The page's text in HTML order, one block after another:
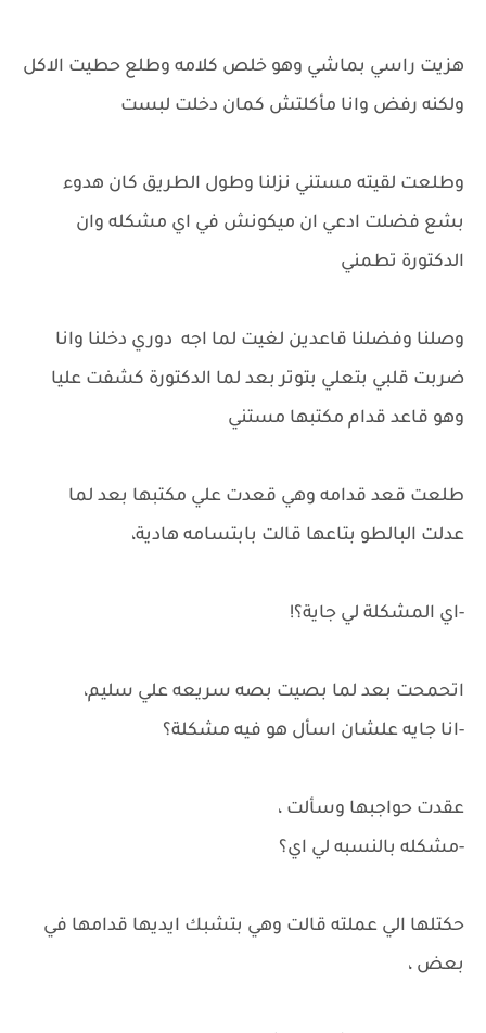
هزيت راسي بماشي وهو خلص كلامه وطلع حطيت الاكل
ولكنه رفض وانا مأكلتش كمان دخلت لبست
وطلعت لقيته مستني نزلنا وطول الطريق كان هدوء
بشع فضلت ادعي ان ميكونش في اي مشكله وان
الدكتورة تطمني
وصلنا وفضلنا قاعدين لغيت لما اجه دوري دخلنا وانا
ضربت قلبي بتعلي بتوتر بعد لما الدكتورة كشفت عليا
وهو قاعد قدام مكتبها مستني
طلعت قعد قدامه وهي قعدت علي مكتبها بعد لما
عدلت البالطو بتاعها قالت بابتسامه هادية،
-اي المشكلة لي جاية؟!
اتحمحت بعد لما بصيت بصه سريعه علي سليم،
-انا جايه علشان اسأل هو فيه مشكلة؟
عقدت حواجبها وسألت ،
-مشكله بالنسبه لي اي؟
حكتلها الي عملته قالت وهي بتشبك ايديها قدامها في
بعض ،